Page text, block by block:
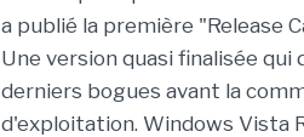
a publié la première "Release
Une version quasi finalisée qui
derniers bogues avant la
d'exploitation. Windows Vista